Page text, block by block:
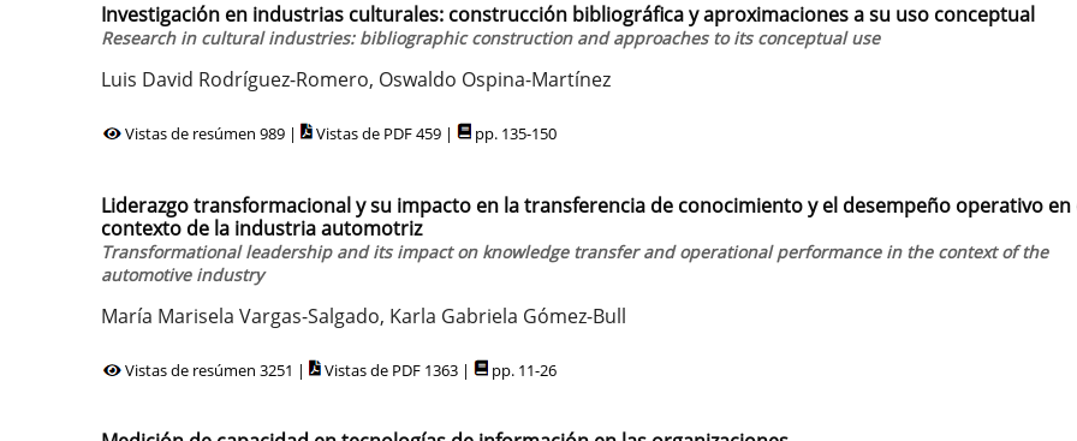
Investigación en industrias culturales: construcción bibliográfica y aproximaciones a su uso conceptual
Research in cultural industries: bibliographic construction and approaches to its conceptual use
Luis David Rodríguez-Romero, Oswaldo Ospina-Martínez
Vistas de resúmen 989 | Vistas de PDF 459 | pp. 135-150
Liderazgo transformacional y su impacto en la transferencia de conocimiento y el desempeño operativo en
contexto de la industria automotriz
Transformational leadership and its impact on knowledge transfer and operational performance in the context of the
automotive industry
María Marisela Vargas-Salgado, Karla Gabriela Gómez-Bull
Vistas de resúmen 3251 | Vistas de PDF 1363 | pp. 11-26